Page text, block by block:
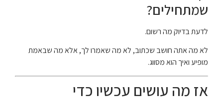
שמתחילים?
לדעת בדיוק מה רשום.
לא מה אתה חושב שכתוב, לא מה שאמרו לך, אלא מה שבאמת
מופיע ואיך הוא מסווג.
אז מה עושים עכשיו כדי